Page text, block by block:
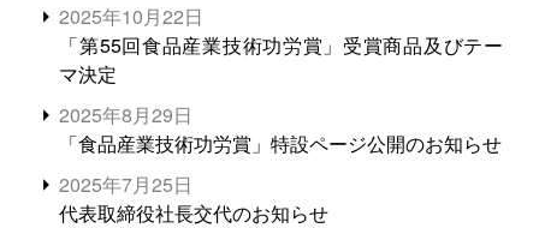
2025年10月22日
「第55回食品産業技術功労賞」受賞商品及びテー
マ決定
2025年8月29日
「食品産業技術功労賞」特設ページ公開のお知らせ
2025年7月25日
代表取締役社長交代のお知らせ